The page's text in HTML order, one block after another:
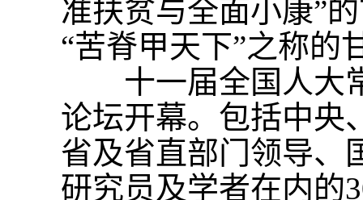
准扶贫与全面小康”
“苦脊甲天下”之称的
十一届全国人大
论坛开幕。包括中央
省及省直部门领导、
研究员及学者在内的